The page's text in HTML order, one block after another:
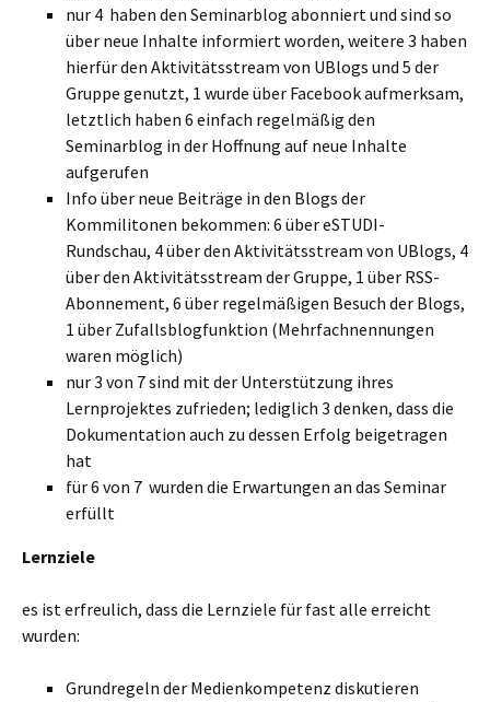
nur 4 haben den Seminarblog abonniert und sind so
über neue Inhalte informiert worden, weitere 3 haben
hierfür den Aktivitätsstream von UBlogs und 5 der
Gruppe genutzt, 1 wurde über Facebook aufmerksam,
letztlich haben 6 einfach regelmäßig den
Seminarblog in der Hoffnung auf neue Inhalte
aufgerufen
Info über neue Beiträge in den Blogs der
Kommilitonen bekommen: 6 über eSTUDI-
Rundschau, 4 über den Aktivitätsstream von UBlogs, 4
über den Aktivitätsstream der Gruppe, 1 über RSS-
Abonnement, 6 über regelmäßigen Besuch der Blogs,
1 über Zufallsblogfunktion (Mehrfachnennungen
waren möglich)
nur 3 von 7 sind mit der Unterstützung ihres
Lernprojektes zufrieden; lediglich 3 denken, dass die
Dokumentation auch zu dessen Erfolg beigetragen
hat
für 6 von 7 wurden die Erwartungen an das Seminar
erfüllt
Lernziele
es ist erfreulich, dass die Lernziele für fast alle erreicht
wurden:
Grundregeln der Medienkompetenz diskutieren